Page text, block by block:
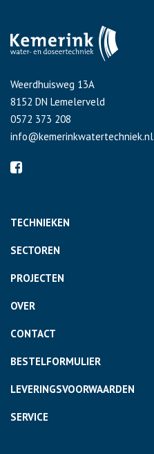
Weerdhuisweg 13A
8152 DN Lemelerveld
0572 373 208
info@kemerinkwatertechniek.nl
TECHNIEKEN
SECTOREN
PROJECTEN
OVER
CONTACT
BESTELFORMULIER
LEVERINGSVOORWAARDEN
SERVICE